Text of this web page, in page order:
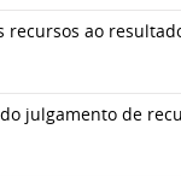
recursos ao
julgamento de